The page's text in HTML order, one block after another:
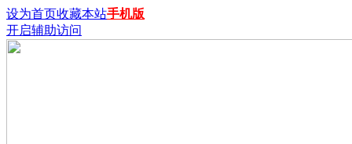
设为首页收藏本站手机版
开启辅助访问